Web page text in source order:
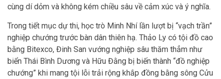
cùng dí dỏm và không kém chiều sâu về cảm xúc và ý nghĩa.
Trong tiết mục dự thi, học trò Minh Nhí lần lượt bị “vạch trần”
nghiệp chướng trước bàn dân thiên hạ. Thảo Ly có tội đồ cao
bằng Bitexco, Đinh San vướng nghiệp sâu thăm thẳm như
biển Thái Bình Dương và Hữu Đằng bị biến thành “đồ nghiệp
chướng” khi mang tội lỗi trải rộng khắp đồng bằng sông Cửu